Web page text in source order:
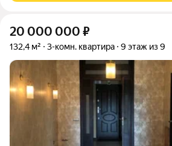
20 000 000 ₽
132,4 м² 3-комн. квартира 9 этаж из 9